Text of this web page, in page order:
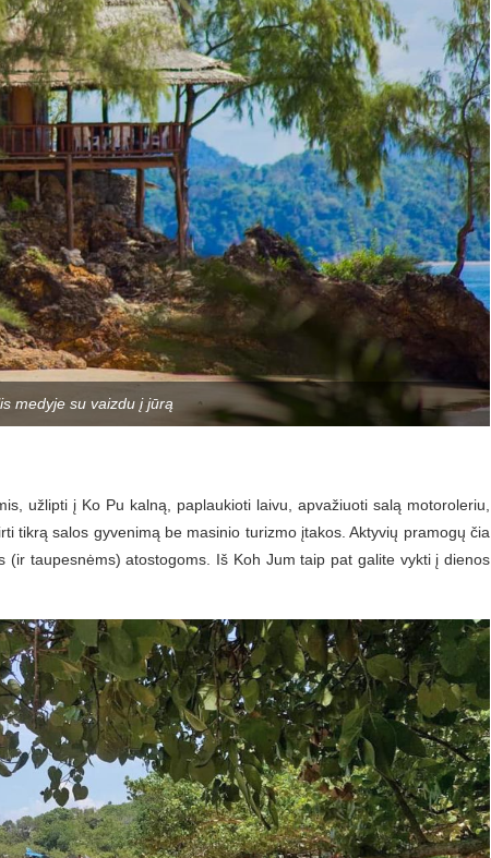
medyje su vaizdu į jūrą
užlipti į Ko Pu kalną, paplaukioti laivu, apvažiuoti salą motoroleriu,
tikrą salos gyvenimą be masinio turizmo įtakos. Aktyvių pramogų čia
(ir taupesnėms) atostogoms. Iš Koh Jum taip pat galite vykti į dienos